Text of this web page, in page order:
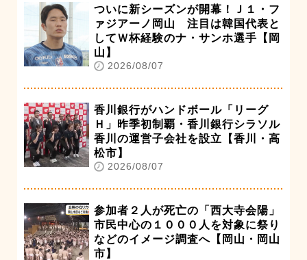
ついに新シーズンが開幕！Ｊ１・フ
ァジアーノ岡山 注目は韓国代表と
してＷ杯経験のナ・サンホ選手【岡
山】
2026/08/07
香川銀行がハンドボール「リーグ
Ｈ」昨季初制覇・香川銀行シラソル
香川の運営子会社を設立【香川・高
松市】
2026/08/07
参加者２人が死亡の「西大寺会陽」
市民中心の１０００人を対象に祭り
などのイメージ調査へ【岡山・岡山
市】